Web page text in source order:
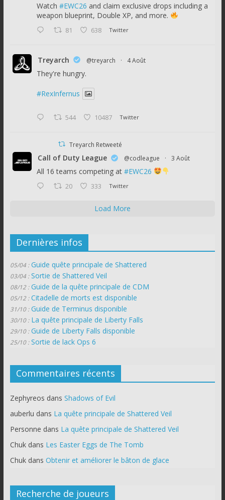
Watch #EWC26 and claim exclusive drops including a
weapon blueprint, Double XP, and more.
81 638 Twitter
Treyarch @treyarch · 4 Août
They're hungry.
#RexInfernus
544 10487 Twitter
Treyarch Retweeté
Call of Duty League @codleague · 3 Août
All 16 teams competing at #EWC26
20 333 Twitter
Load More
Dernières infos
05/04 : Guide quête principale de Shattered
03/04 : Sortie de Shattered Veil
08/12 : Guide de la quête principale de CDM
05/12 : Citadelle de morts est disponible
31/10 : Guide de Terminus disponible
30/10 : La quête principale de Liberty Falls
29/10 : Guide de Liberty Falls disponible
25/10 : Sortie de lack Ops 6
Commentaires récents
Zephyreos dans Shadows of Evil
auberlu dans La quête principale de Shattered Veil
Personne dans La quête principale de Shattered Veil
Chukdans Les Easter Eggs de The Tomb
Chukdans Obtenir et améliorer le bâton de glace
Recherche de joueurs